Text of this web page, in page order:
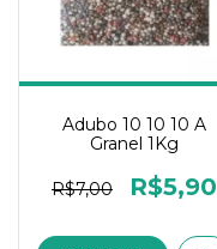
Adubo 10 10 10 A
Granel 1Kg
R$7,00 R$5,90